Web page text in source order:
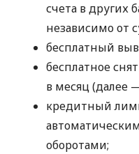
счета в других
независимо от
бесплатный
бесплатное
в месяц (далее
кредитный
оборотами;